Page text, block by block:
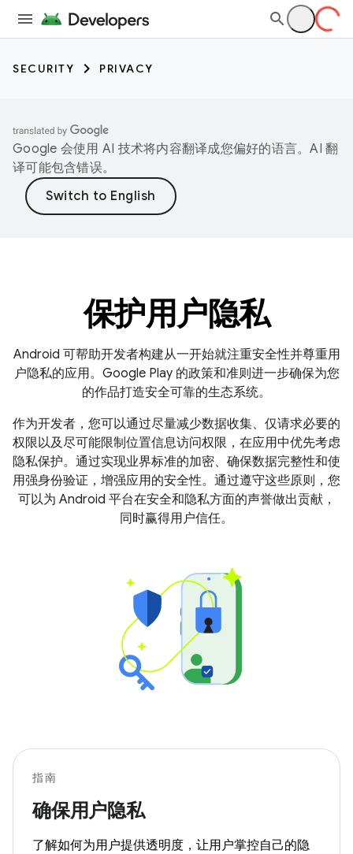
SECURITY PRIVACY
Google 会使用 AI 技术将内容翻译成您偏好的语言。AI 翻
译可能包含错误。
保护用户隐私
Android 可帮助开发者构建从一开始就注重安全性并尊重用
户隐私的应用。Google Play 的政策和准则进一步确保为您
的作品打造安全可靠的生态系统。
作为开发者，您可以通过尽量减少数据收集、仅请求必要的
权限以及尽可能限制位置信息访问权限，在应用中优先考虑
隐私保护。通过实现业界标准的加密、确保数据完整性和使
用强身份验证，增强应用的安全性。通过遵守这些原则，您
可以为 Android 平台在安全和隐私方面的声誉做出贡献，
同时赢得用户信任。
指南
确保用户隐私
了解如何为用户提供透明度，让用户掌控自己的隐